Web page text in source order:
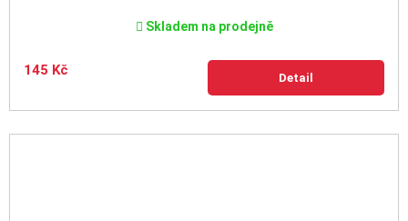
Skladem na prodejně
145 Kč Detail